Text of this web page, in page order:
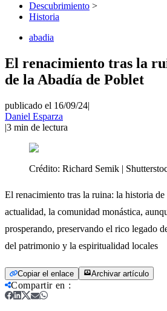
Descubrimiento >
Historia
abadia
El renacimiento tras la
de la Abadía de Poblet
publicado el 16/09/24|
Daniel Esparza
|3 min de lectura
Crédito: Richard Semik |
El renacimiento tras la ruina: la historia
actualidad, la comunidad monástica,
prosperando, preservando el rico legado
del patrimonio y la espiritualidad locales
Copiar el enlace Archivar artículo
Compartir en :